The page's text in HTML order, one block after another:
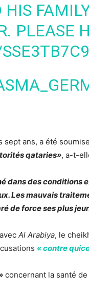
HIS
PLEASE
sept ans, a été
qataries», a-t-
dans des conditions
Les mauvais
de force ses plus
Al Arabiya, le
« contre
concernant la santé